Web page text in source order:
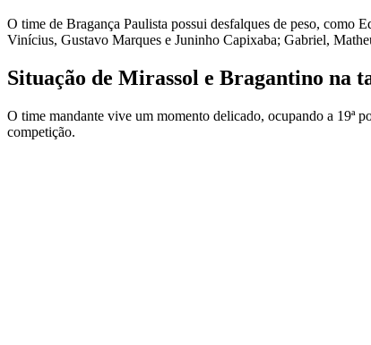
O time de Bragança Paulista possui desfalques de peso,
Vinícius, Gustavo Marques e Juninho Capixaba; Gabriel,
Situação de Mirassol e Bragantino na
O time mandante vive um momento delicado, ocupando a 19ª
competição.